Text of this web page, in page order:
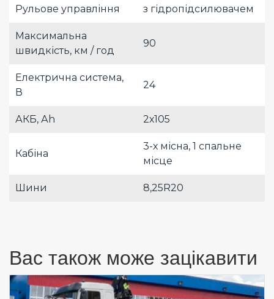
Рульове управління з гідропідсилювачем
Максимальна
швидкість, км / год
90
Електрична система,
В
24
АКБ, Аh 2х105
Кабіна
3-х місна, 1 спальне
місце
Шини 8,25R20
Вас також може зацікавити